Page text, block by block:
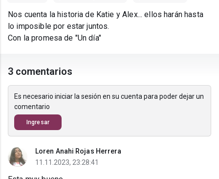
Nos cuenta la historia de Katie y Alex... ellos harán hasta
lo imposible por estar juntos.
Con la promesa de "Un día"
3 comentarios
Es necesario iniciar la sesión en su cuenta para poder dejar un
comentario
Ingresar
Loren Anahi Rojas Herrera
11.11.2023, 23:28:41